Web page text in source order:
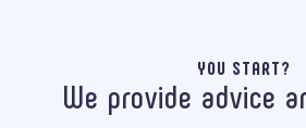
YOU START?
We provide advice